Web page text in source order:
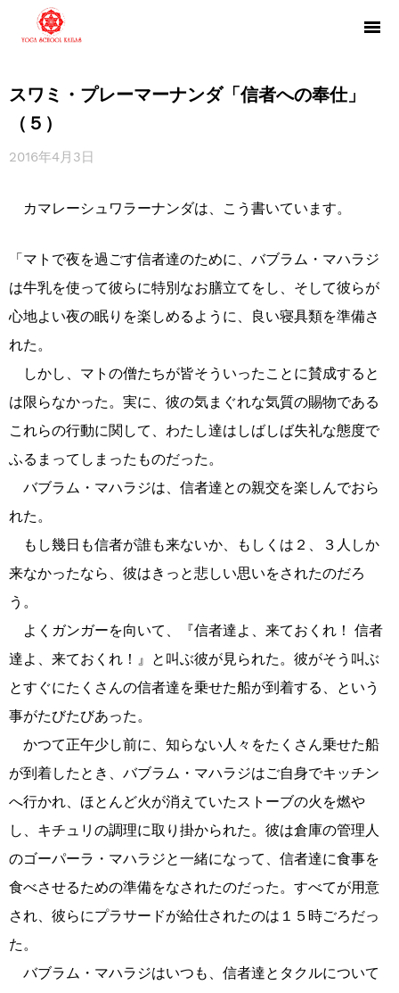
スワミ・プレーマーナンダ「信者への奉仕」
（５）
2016年4月3日
カマレーシュワラーナンダは、こう書いています。
「マトで夜を過ごす信者達のために、バブラム・マハラジ
は牛乳を使って彼らに特別なお膳立てをし、そして彼らが
心地よい夜の眠りを楽しめるように、良い寝具類を準備さ
れた。
しかし、マトの僧たちが皆そういったことに賛成すると
は限らなかった。実に、彼の気まぐれな気質の賜物である
これらの行動に関して、わたし達はしばしば失礼な態度で
ふるまってしまったものだった。
バブラム・マハラジは、信者達との親交を楽しんでおら
れた。
もし幾日も信者が誰も来ないか、もしくは２、３人しか
来なかったなら、彼はきっと悲しい思いをされたのだろ
う。
よくガンガーを向いて、『信者達よ、来ておくれ！ 信者
達よ、来ておくれ！』と叫ぶ彼が見られた。彼がそう叫ぶ
とすぐにたくさんの信者達を乗せた船が到着する、という
事がたびたびあった。
かつて正午少し前に、知らない人々をたくさん乗せた船
が到着したとき、バブラム・マハラジはご自身でキッチン
へ行かれ、ほとんど火が消えていたストーブの火を燃や
し、キチュリの調理に取り掛かられた。彼は倉庫の管理人
のゴーパーラ・マハラジと一緒になって、信者達に食事を
食べさせるための準備をなされたのだった。すべてが用意
され、彼らにプラサードが給仕されたのは１５時ごろだっ
た。
バブラム・マハラジはいつも、信者達とタクルについて